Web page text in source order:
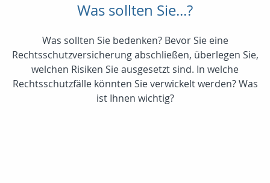
Was sollten Sie...?
Was sollten Sie bedenken? Bevor Sie eine
Rechtsschutzversicherung abschließen, überlegen Sie,
welchen Risiken Sie ausgesetzt sind. In welche
Rechtsschutzfälle könnten Sie verwickelt werden? Was
ist Ihnen wichtig?